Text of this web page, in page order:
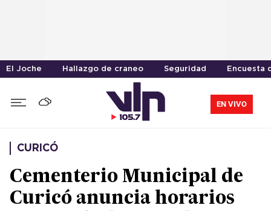
El Joche Hallazgo de craneo Seguridad Encuesta
EN VIVO
CURICÓ
Cementerio Municipal de
Curicó anuncia horarios